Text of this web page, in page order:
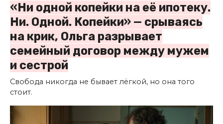
«Ни одной копейки на её ипотеку.
Ни. Одной. Копейки» — срываясь
на крик, Ольга разрывает
семейный договор между мужем
и сестрой
Свобода никогда не бывает лёгкой, но она того
стоит.